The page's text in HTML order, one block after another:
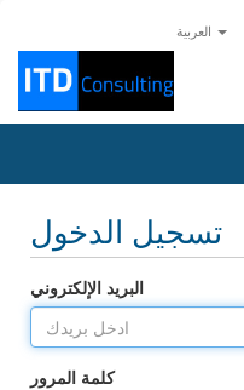
تسجيل الدخول
البريد الإلكتروني
كلمة المرور